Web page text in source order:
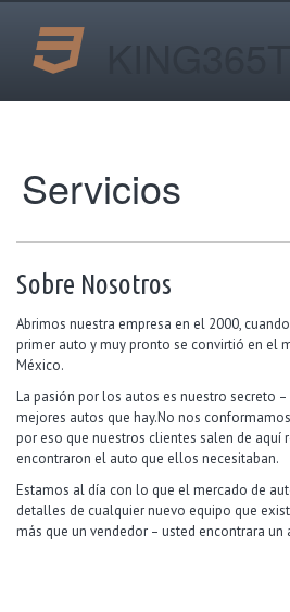
Servicios
Sobre Nosotros
Abrimos nuestra empresa en el 2000,
primer auto y muy pronto se convirtió en el
México.
La pasión por los autos es nuestro secreto
mejores autos que hay.No nos
por eso que nuestros clientes salen de aquí
encontraron el auto que ellos necesitaban.
Estamos al día con lo que el mercado de
detalles de cualquier nuevo equipo que
más que un vendedor – usted encontrara